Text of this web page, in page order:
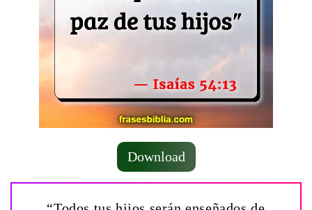
Download